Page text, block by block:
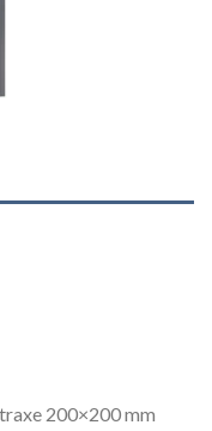
200×200 mm